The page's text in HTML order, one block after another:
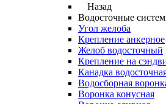
Назад
Водосточные
Угол желоба
Крепление анкерное
Желоб водосточный
Крепление на
Канадка
Водосборная
Воронка конусная